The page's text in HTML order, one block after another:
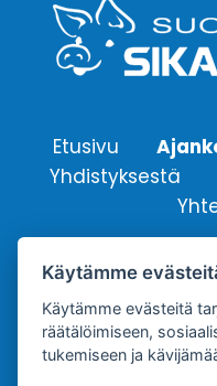
Etusivu
Yhdistyksestä
Suomen
Käytämme
Käytämme evästeitä
räätälöimiseen,
tukemiseen ja